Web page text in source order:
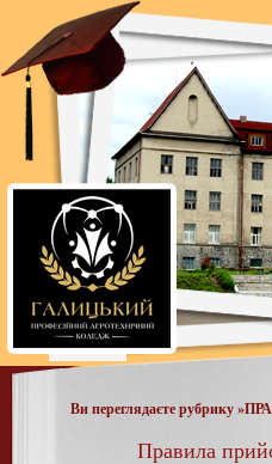
Ви переглядаєте рубрику
Правила